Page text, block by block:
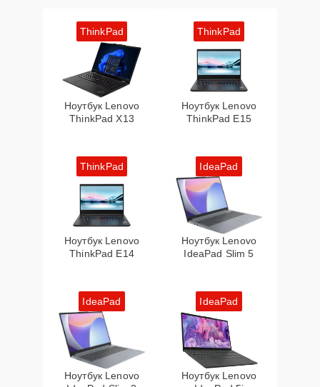
ThinkPad
Ноутбук Lenovo
ThinkPad X13
ThinkPad
Ноутбук Lenovo
ThinkPad E15
ThinkPad
Ноутбук Lenovo
ThinkPad E14
IdeaPad
Ноутбук Lenovo
IdeaPad Slim 5
IdeaPad
Ноутбук Lenovo
IdeaPad
Ноутбук Lenovo